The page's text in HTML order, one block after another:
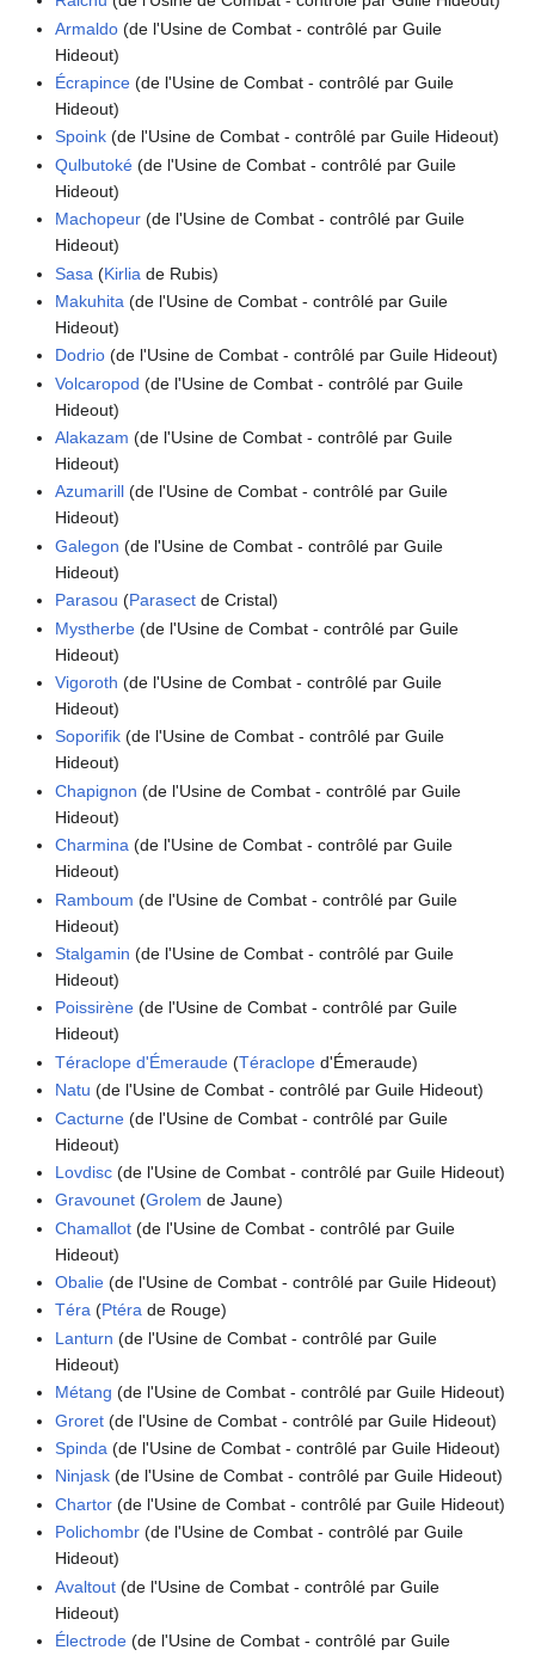
Armaldo (de l'Usine de Combat - contrôlé par Guile
Hideout)
Écrapince (de l'Usine de Combat - contrôlé par Guile
Hideout)
Spoink (de l'Usine de Combat - contrôlé par Guile Hideout)
Qulbutoké (de l'Usine de Combat - contrôlé par Guile
Hideout)
Machopeur (de l'Usine de Combat - contrôlé par Guile
Hideout)
Sasa (Kirlia de Rubis)
Makuhita (de l'Usine de Combat - contrôlé par Guile
Hideout)
Dodrio (de l'Usine de Combat - contrôlé par Guile Hideout)
Volcaropod (de l'Usine de Combat - contrôlé par Guile
Hideout)
Alakazam (de l'Usine de Combat - contrôlé par Guile
Hideout)
Azumarill (de l'Usine de Combat - contrôlé par Guile
Hideout)
Galegon (de l'Usine de Combat - contrôlé par Guile
Hideout)
Parasou (Parasect de Cristal)
Mystherbe (de l'Usine de Combat - contrôlé par Guile
Hideout)
Vigoroth (de l'Usine de Combat - contrôlé par Guile
Hideout)
Soporifik (de l'Usine de Combat - contrôlé par Guile
Hideout)
Chapignon (de l'Usine de Combat - contrôlé par Guile
Hideout)
Charmina (de l'Usine de Combat - contrôlé par Guile
Hideout)
Ramboum (de l'Usine de Combat - contrôlé par Guile
Hideout)
Stalgamin (de l'Usine de Combat - contrôlé par Guile
Hideout)
Poissirène (de l'Usine de Combat - contrôlé par Guile
Hideout)
Téraclope d'Émeraude (Téraclope d'Émeraude)
Natu (de l'Usine de Combat - contrôlé par Guile Hideout)
Cacturne (de l'Usine de Combat - contrôlé par Guile
Hideout)
Lovdisc (de l'Usine de Combat - contrôlé par Guile Hideout)
Gravounet (Grolem de Jaune)
Chamallot (de l'Usine de Combat - contrôlé par Guile
Hideout)
Obalie (de l'Usine de Combat - contrôlé par Guile Hideout)
Téra (Ptéra de Rouge)
Lanturn (de l'Usine de Combat - contrôlé par Guile
Hideout)
Métang (de l'Usine de Combat - contrôlé par Guile Hideout)
Groret (de l'Usine de Combat - contrôlé par Guile Hideout)
Spinda (de l'Usine de Combat - contrôlé par Guile Hideout)
Ninjask (de l'Usine de Combat - contrôlé par Guile Hideout)
Chartor (de l'Usine de Combat - contrôlé par Guile Hideout)
Polichombr (de l'Usine de Combat - contrôlé par Guile
Hideout)
Avaltout (de l'Usine de Combat - contrôlé par Guile
Hideout)
Électrode (de l'Usine de Combat - contrôlé par Guile